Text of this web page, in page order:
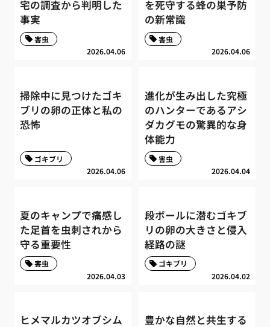
宅の調査から判明した
事実
2026.04.06
害虫
を死守する蜂の巣予防
の新常識
2026.04.06
害虫
掃除中に見つけたゴキ
ブリの卵の正体と私の
恐怖
2026.04.06
ゴキブリ
進化が生み出した究極
のハンターであるアシ
ダカグモの驚異的な身
体能力
2026.04.04
害虫
夏のキャンプで痛感し
た足首を虫刺されから
守る重要性
2026.04.03
害虫
段ボールに潜むゴキブ
リの卵の大きさと侵入
経路の謎
2026.04.02
ゴキブリ
ヒメマルカツオブシム 豊かな自然と共生する